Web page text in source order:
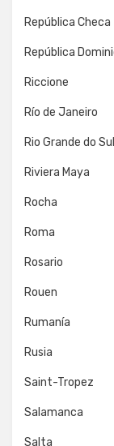
República Checa
República
Riccione
Río de Janeiro
Rio Grande do Sul
Riviera Maya
Rocha
Roma
Rosario
Rouen
Rumanía
Rusia
Saint-Tropez
Salamanca
Salta